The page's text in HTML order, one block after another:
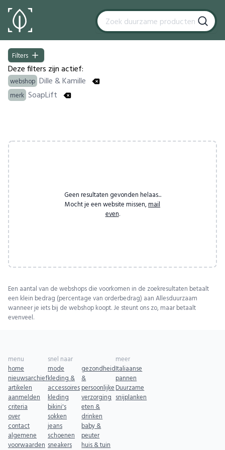
Filters
Filters
Deze filters zijn actief:
webshop Dille & Kamille
merk SoapLift
Geen resultaten gevonden helaas...
Mocht je een website missen, mail
even.
Een aantal van de webshops die voorkomen in de zoekresultaten betaalt
een klein bedrag (percentage van orderbedrag) aan Allesduurzaam
wanneer je iets bij de webshop koopt. Je steunt ons zo, maar betaalt
evenveel.
menu
home
nieuwsarchief
artikelen
aanmelden
criteria
over
contact
algemene
voorwaarden
snel naar
mode
kleding &
accessoires
kleding
bikini's
sokken
jeans
schoenen
sneakers
gezondheid
&
persoonlijke
verzorging
eten &
drinken
baby &
peuter
huis & tuin
meer
Italiaanse
pannen
Duurzame
snijplanken